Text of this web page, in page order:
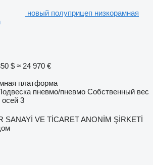
новый полуприцеп низкорамная
$ ≈ 24 970 €
платформа
пневмо/пневмо Собственный вес
осей 3
SANAYİ VE TİCARET ANONİM ŞİRKETİ